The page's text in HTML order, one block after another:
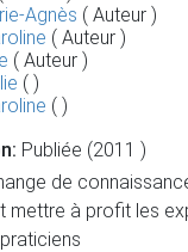
Agnès ( Auteur )
( Auteur )
( Auteur )
( )
( )
Publiée (2011 )
de
mettre à profit les